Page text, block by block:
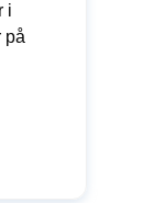
i
på